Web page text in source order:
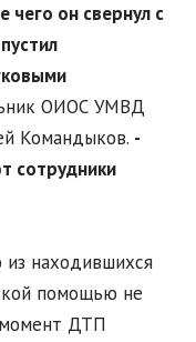
чего он свернул с
ОИОС УМВД
Командыков. -
сотрудники
из находившихся
помощью не
момент ДТП